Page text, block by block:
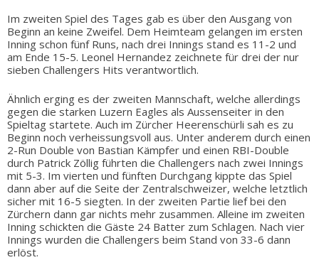
Im zweiten Spiel des Tages gab es über den Ausgang von
Beginn an keine Zweifel. Dem Heimteam gelangen im ersten
Inning schon fünf Runs, nach drei Innings stand es 11-2 und
am Ende 15-5. Leonel Hernandez zeichnete für drei der nur
sieben Challengers Hits verantwortlich.
Ähnlich erging es der zweiten Mannschaft, welche allerdings
gegen die starken Luzern Eagles als Aussenseiter in den
Spieltag startete. Auch im Zürcher Heerenschürli sah es zu
Beginn noch verheissungsvoll aus. Unter anderem durch einen
2-Run Double von Bastian Kämpfer und einen RBI-Double
durch Patrick Zöllig führten die Challengers nach zwei Innings
mit 5-3. Im vierten und fünften Durchgang kippte das Spiel
dann aber auf die Seite der Zentralschweizer, welche letztlich
sicher mit 16-5 siegten. In der zweiten Partie lief bei den
Zürchern dann gar nichts mehr zusammen. Alleine im zweiten
Inning schickten die Gäste 24 Batter zum Schlagen. Nach vier
Innings wurden die Challengers beim Stand von 33-6 dann
erlöst.